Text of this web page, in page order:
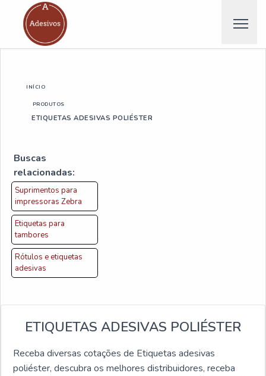
INÍCIO
PRODUTOS
ETIQUETAS ADESIVAS POLIÉSTER
Buscas
relacionadas:
Suprimentos para
impressoras Zebra
Etiquetas para
tambores
Rótulos e etiquetas
adesivas
ETIQUETAS ADESIVAS POLIÉSTER
Receba diversas cotações de Etiquetas adesivas
poliéster, descubra os melhores distribuidores, receba